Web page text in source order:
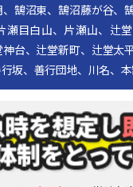
鵠沼東、鵠沼藤が谷、
瀬目白山、片瀬山、辻
台、辻堂新町、辻堂太
坂、善行団地、川名、